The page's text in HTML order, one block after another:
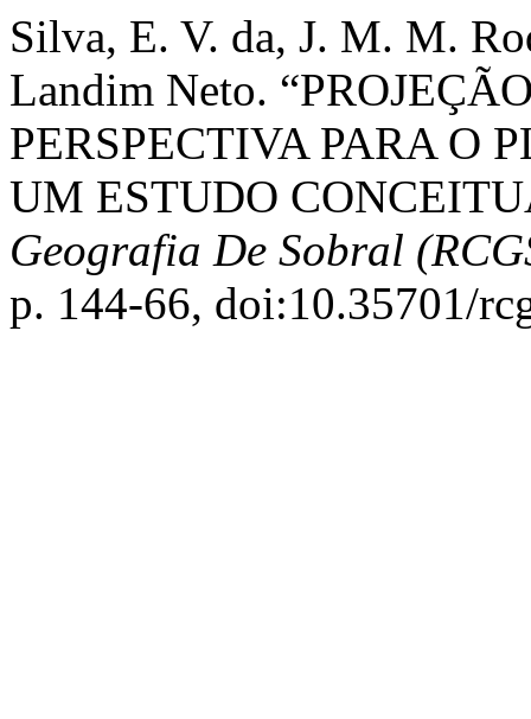
Silva, E. V. da, J. M. M.
Landim Neto.
PERSPECTIVA PARA O
UM ESTUDO
Geografia De Sobral
p. 144-66, doi:10.35701/